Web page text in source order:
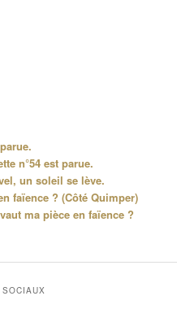
n°54 est parue.
un soleil se lève.
faïence ? (Côté Quimper)
ma pièce en faïence ?